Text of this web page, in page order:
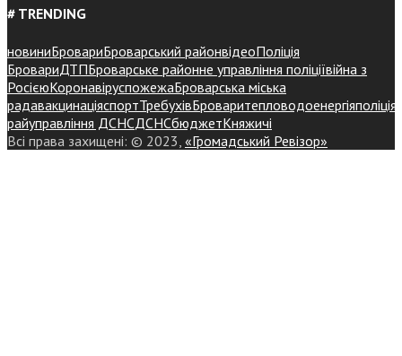
# TRENDING
новиниБровариБроварський районвідеоПоліція
БровариДТПБроварське районне управління поліціївійна з
РосієюКоронавіруспожежаБроварська міська
радавакцинаціяспортТребухівБроваритепловодоенергіяполіція
райуправління ДСНСДСНСбюджетКняжичі
Всі права захищені: © 2023, «Громадський Ревізор»